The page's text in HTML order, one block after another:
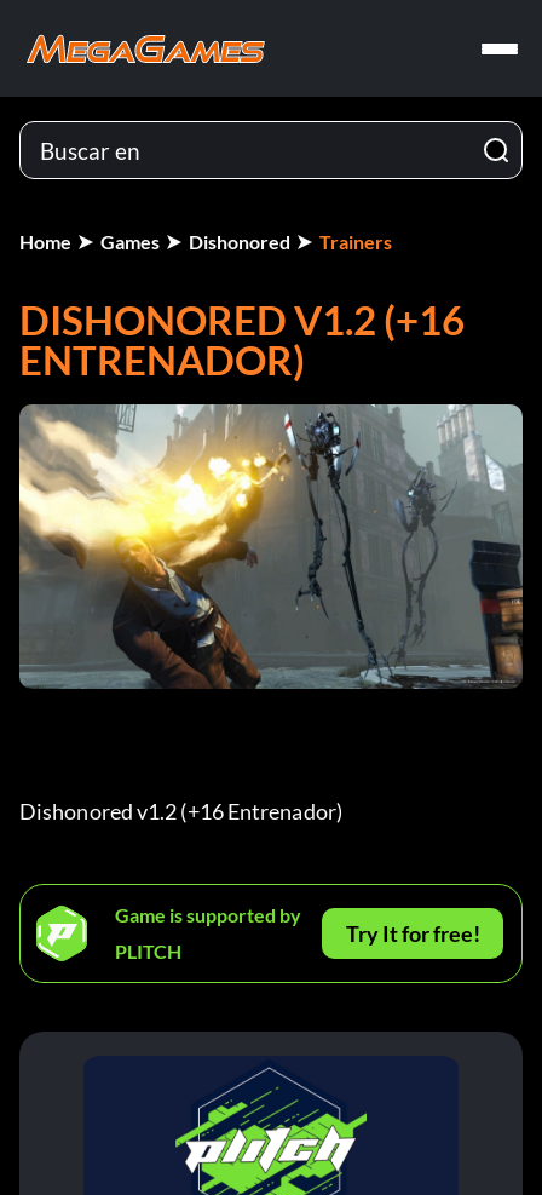
Home Games Dishonored Trainers
DISHONORED V1.2 (+16
ENTRENADOR)
Dishonored v1.2 (+16 Entrenador)
Game is supported by
PLITCH
Try It for free!